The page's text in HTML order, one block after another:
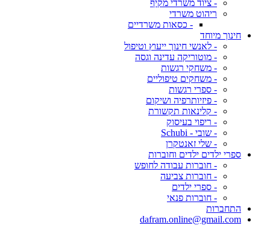
- ציוד משרדי מקיף
ריהוט משרדי
- כסאות משרדיים
חינוך מיוחד
- לאנשי חינוך ייעוץ וטיפול
- מוטוריקה עדינה וגסה
- משחקי רגשות
- משחקים טיפוליים
- ספרי רגשות
- פיזיותרפיה ושיקום
- קלינאות תקשורת
- ריפוי בעיסוק
- שובי - Schubi
- שלי זאנטקרן
ספרי ילדים ילדים וחוברות
- חוברות עבודה לחופש
- חוברות צביעה
- ספרי ילדים
- חוברות פנאי
התחברות
dafram.online@gmail.com